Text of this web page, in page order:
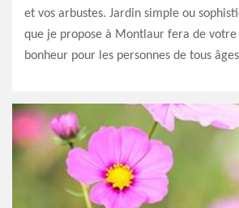
et vos arbustes. Jardin simple ou
que je propose à Montlaur fera de
bonheur pour les personnes de tous